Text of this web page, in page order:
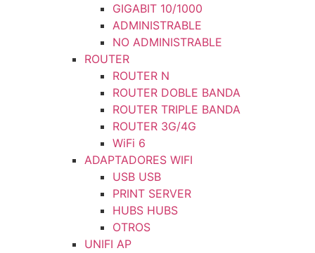
GIGABIT 10/1000
ADMINISTRABLE
NO ADMINISTRABLE
ROUTER
ROUTER N
ROUTER DOBLE BANDA
ROUTER TRIPLE BANDA
ROUTER 3G/4G
WiFi 6
ADAPTADORES WIFI
USB USB
PRINT SERVER
HUBS HUBS
OTROS
UNIFI AP